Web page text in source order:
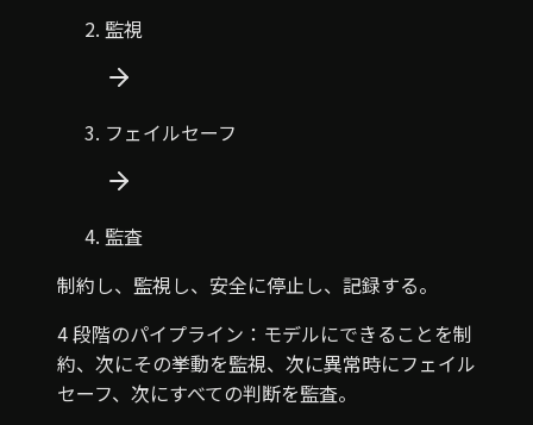
監視
フェイルセーフ
監査
制約し、監視し、安全に停止し、記録する。
4 段階のパイプライン：モデルにできることを制
約、次にその挙動を監視、次に異常時にフェイル
セーフ、次にすべての判断を監査。